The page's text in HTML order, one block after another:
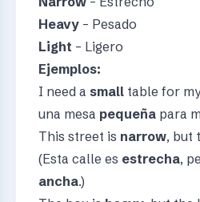
Heavy– Pesado
Light – Ligero
Ejemplos:
I need a smalltable for
una mesa pequeñapara
This street is narrow, but
(Esta calle es estrecha,
ancha.)